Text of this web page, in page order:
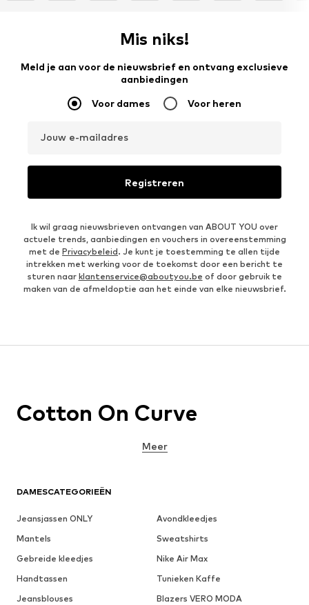
Mis niks!
Meld je aan voor de nieuwsbrief en ontvang exclusieve
aanbiedingen
Voor dames Voor heren
Jouw e-mailadres
Registreren
Ik wil graag nieuwsbrieven ontvangen van ABOUT YOU over
actuele trends, aanbiedingen en vouchers in overeenstemming
met de Privacybeleid. Je kunt je toestemming te allen tijde
intrekken met werking voor de toekomst door een bericht te
sturen naar klantenservice@aboutyou.be of door gebruik te
maken van de afmeldoptie aan het einde van elke nieuwsbrief.
DAMESCATEGORIEËN
Jeansjassen ONLY
Avondkleedjes
Mantels
Sweatshirts
Gebreide kleedjes
Nike Air Max
Handtassen
Tunieken Kaffe
Jeansblouses
Blazers VERO MODA
Cotton On Curve
Meer